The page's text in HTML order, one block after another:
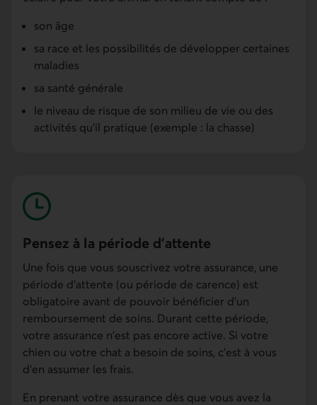
son âge
sa race et les possibilités de développer certaines
maladies
sa santé générale
le niveau de risque de son milieu de vie ou des
activités qu'il pratique (exemple : la chasse)
Pensez à la période d'attente
Une fois que vous souscrivez votre assurance, une
période d'attente (ou période de carence) est
obligatoire avant de pouvoir bénéficier d'un
remboursement de soins. Durant cette période,
votre assurance n'est pas encore active. Si votre
chien ou votre chat a besoin de soins, c'est à vous
d'en assumer les frais.
En prenant votre assurance dès que vous avez la